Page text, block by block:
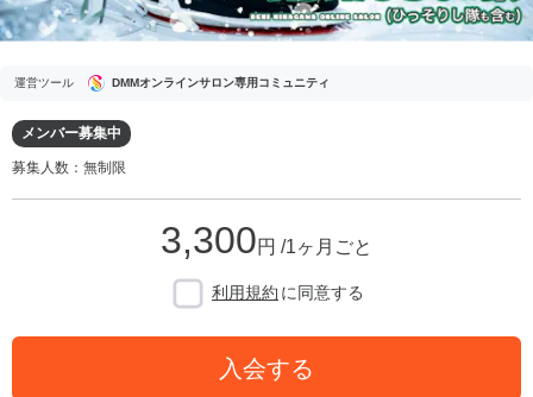
運営ツール DMMオンラインサロン専用コミュニティ
メンバー募集中
募集人数：無制限
3,300円 /1ヶ月ごと
利用規約 に同意する
入会する